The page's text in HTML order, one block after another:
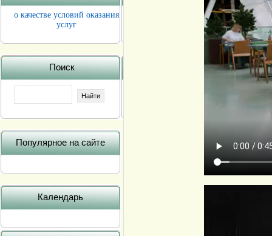
о качестве условий оказания
услуг
Поиск
Популярное на сайте
Календарь